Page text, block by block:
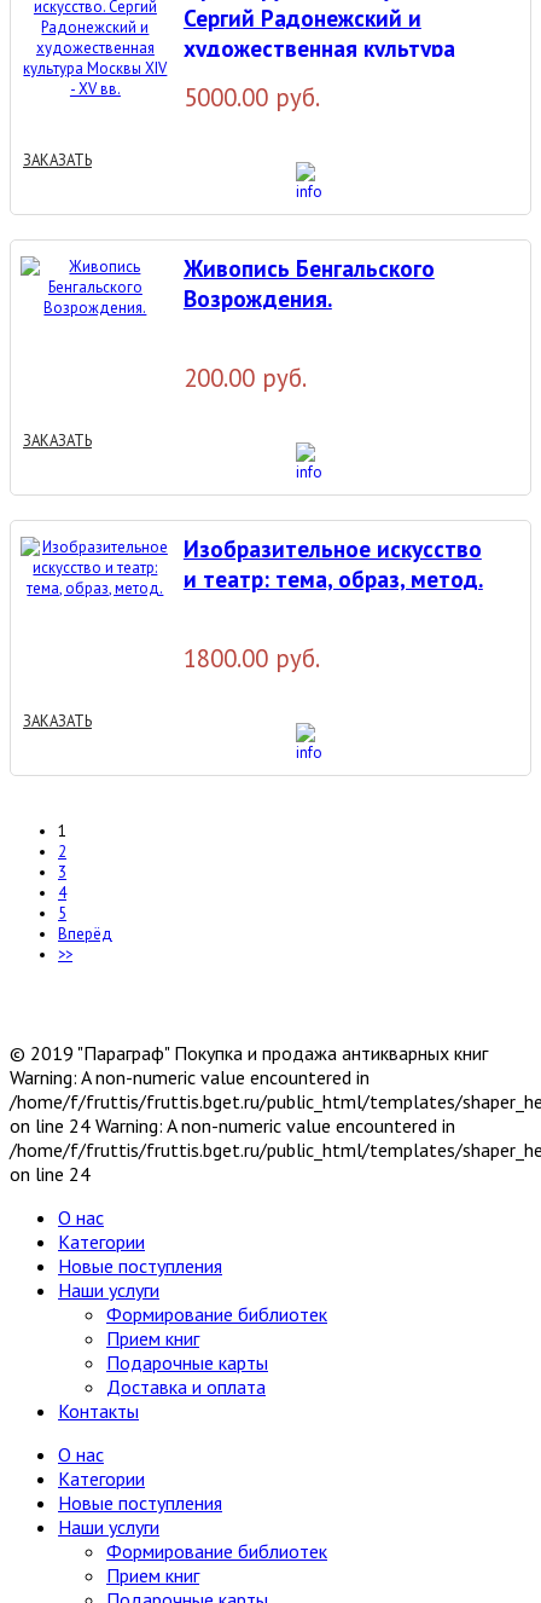
Сергий Радонежский и
художественная культура
5000.00 руб.
ЗАКАЗАТЬ
Живопись Бенгальского
Возрождения.
200.00 руб.
ЗАКАЗАТЬ
Изобразительное искусство
и театр: тема, образ, метод.
1800.00 руб.
ЗАКАЗАТЬ
1
2
3
4
5
Вперёд
>>
© 2019 "Параграф" Покупка и продажа антикварных книг
Warning: A non-numeric value encountered in
/home/f/fruttis/fruttis.bget.ru/public_html/templates/
on line 24 Warning: A non-numeric value encountered in
/home/f/fruttis/fruttis.bget.ru/public_html/templates/
on line 24
О нас
Категории
Новые поступления
Наши услуги
Формирование библиотек
Прием книг
Подарочные карты
Доставка и оплата
Контакты
О нас
Категории
Новые поступления
Наши услуги
Формирование библиотек
Прием книг